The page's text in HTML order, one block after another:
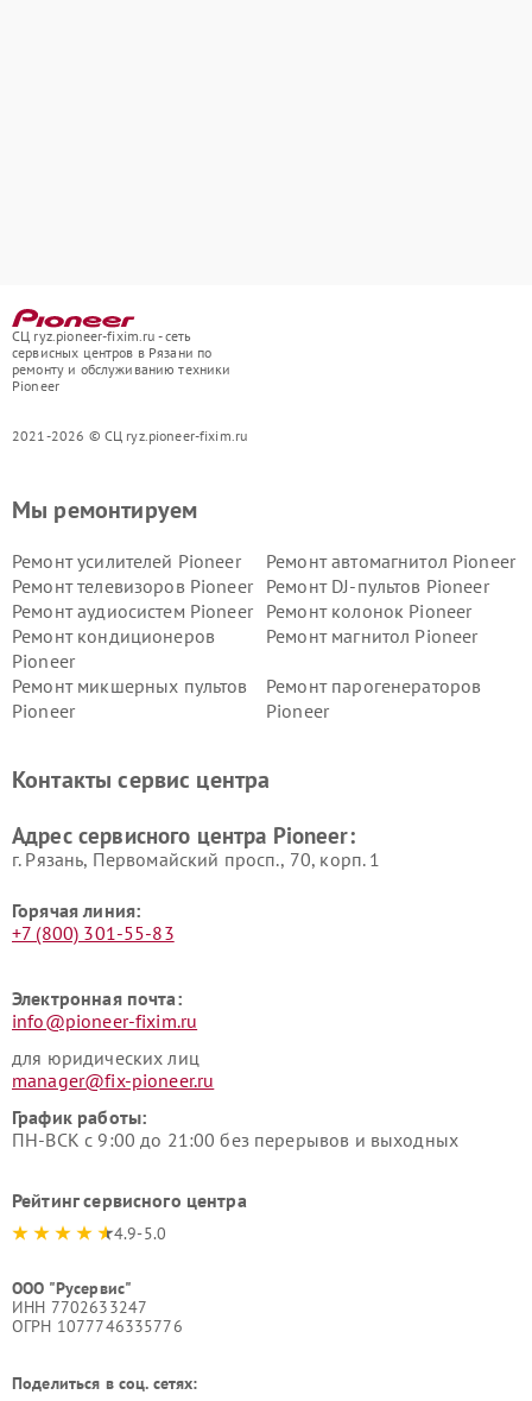
СЦ ryz.pioneer-fixim.ru - сеть
сервисных центров в Рязани по
ремонту и обслуживанию техники
Pioneer
2021-2026 © СЦ ryz.pioneer-fixim.ru
Мы ремонтируем
Ремонт усилителей Pioneer
Ремонт автомагнитол Pioneer
Ремонт телевизоров Pioneer
Ремонт DJ-пультов Pioneer
Ремонт аудиосистем Pioneer
Ремонт колонок Pioneer
Ремонт кондиционеров
Pioneer
Ремонт магнитол Pioneer
Ремонт микшерных пультов
Pioneer
Ремонт парогенераторов
Pioneer
Контакты сервис центра
Адрес сервисного центра Pioneer:
г. Рязань, Первомайский просп., 70, корп. 1
Горячая линия:
+7 (800) 301-55-83
Электронная почта:
info@pioneer-fixim.ru
для юридических лиц
manager@fix-pioneer.ru
График работы:
ПН-ВСК с 9:00 до 21:00 без перерывов и выходных
Рейтинг сервисного центра
4.9-5.0
ООО "Русервис"
ИНН 7702633247
ОГРН 1077746335776
Поделиться в соц. сетях: